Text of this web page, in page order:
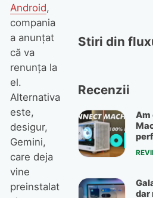
Android,
compania
a anunțat
că va
renunța la
el.
Alternativa
este,
desigur,
Gemini,
care deja
vine
preinstalat
Stiri din
Recenzii
Am
dar